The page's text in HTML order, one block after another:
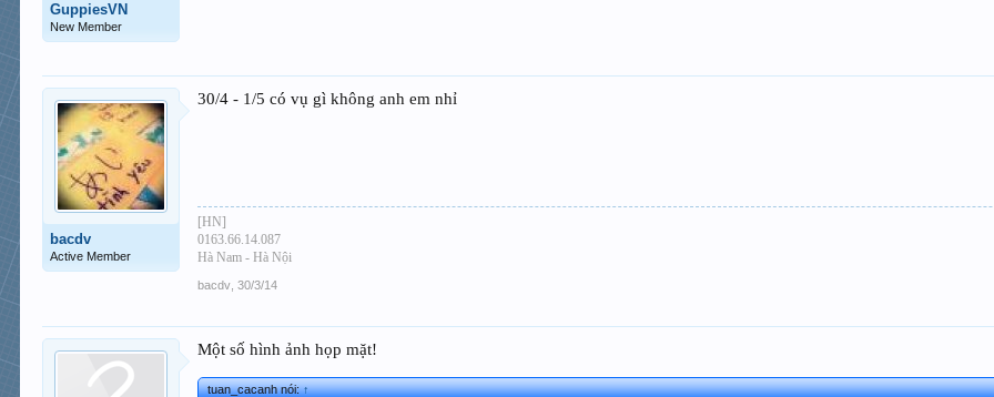
GuppiesVN
New Member
bacdv
Active Member
30/4 - 1/5 có vụ gì không anh em nhỉ
[HN]
0163.66.14.087
Hà Nam - Hà Nội
bacdv 30/3/14
Một số hình ảnh họp mặt!
tuan_cacanh nói:↑